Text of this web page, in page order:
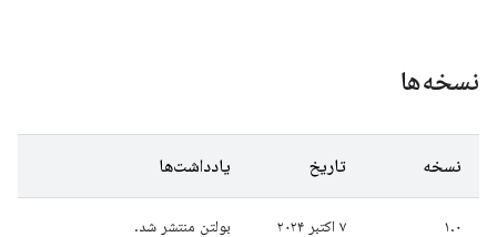
نسخه‌ها
نسخه تاریخ یادداشت‌ها
۱.۰ ۷ اکتبر ۲۰۲۴ بولتن منتشر شد.